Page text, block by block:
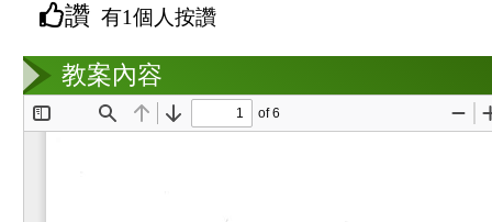
教案互動
讚 有1個人按讚
教案內容